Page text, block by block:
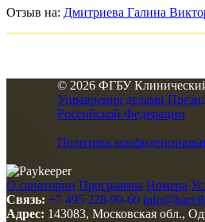
Отзыв на: Дмитриева Галина
© 2026 ФГБУ
Управления делами
Российской Федерации
Политика
О санатории Программы Номера
Связь: +7 495 228-90-60
Адрес: 143083, Московская обл.,